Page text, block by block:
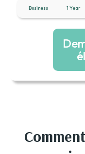
Business 1 Year